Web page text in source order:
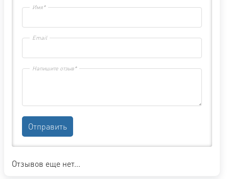
Отзывов еще нет...
Имя*
Email
Напишите отзыв*
Отправить